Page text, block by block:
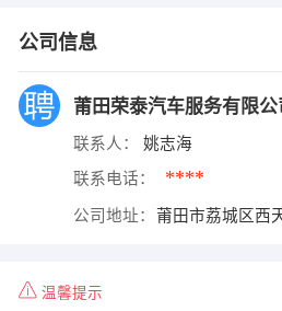
公司信息
莆田荣泰汽车服务有限公
联系人： 姚志海
联系电话： ****
公司地址： 莆田市荔城区西
温馨提示